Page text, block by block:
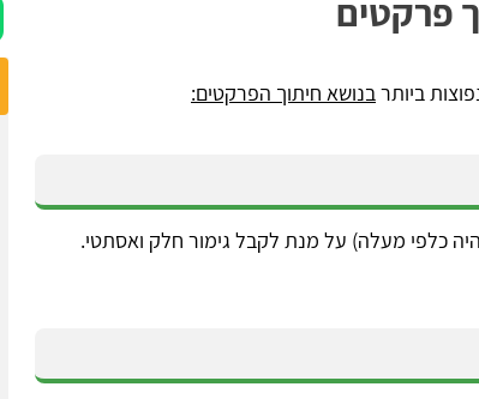
פרקטים
ביותרבנושא חיתוך הפרקטים:
כלפי מעלה) על מנת לקבל גימור חלק ואסתטי.